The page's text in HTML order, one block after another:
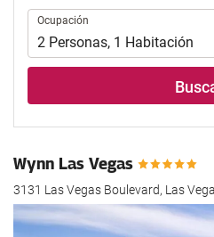
Ocupación
Ocupación
2 Personas, 1 Habitación
Wynn Las Vegas
3131 Las Vegas Boulevard, Las